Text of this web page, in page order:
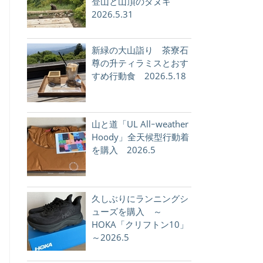
2026.5.31
新緑の大山詣り 茶寮石
尊の升ティラミスとおす
すめ行動食 2026.5.18
山と道「UL Allｰweather
Hoody」全天候型行動着
を購入 2026.5
久しぶりにランニングシ
ューズを購入 ～
HOKA「クリフトン10」
～2026.5